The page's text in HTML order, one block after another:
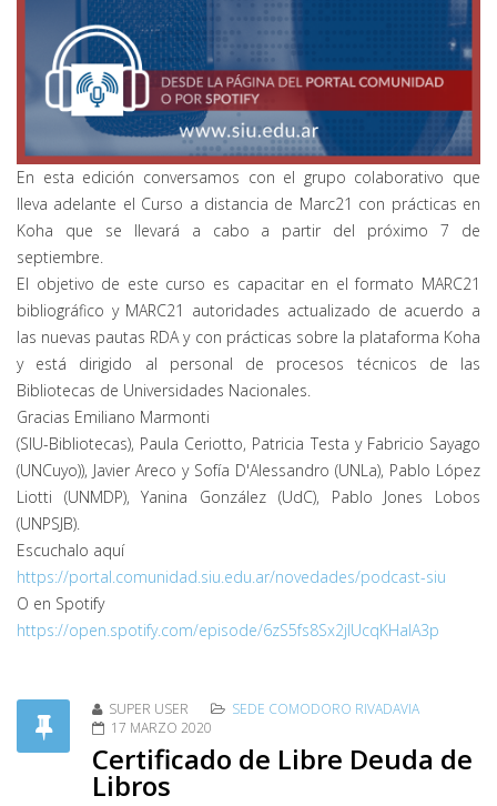
En esta edición conversamos con el grupo colaborativo que
lleva adelante el Curso a distancia de Marc21 con prácticas en
Koha que se llevará a cabo a partir del próximo 7 de
septiembre.
El objetivo de este curso es capacitar en el formato MARC21
bibliográfico y MARC21 autoridades actualizado de acuerdo a
las nuevas pautas RDA y con prácticas sobre la plataforma Koha
y está dirigido al personal de procesos técnicos de las
Bibliotecas de Universidades Nacionales.
Gracias Emiliano Marmonti
(SIU-Bibliotecas), Paula Ceriotto, Patricia Testa y Fabricio Sayago
(UNCuyo)), Javier Areco y Sofía D'Alessandro (UNLa), Pablo López
Liotti (UNMDP), Yanina González (UdC), Pablo Jones Lobos
(UNPSJB).
Escuchalo aquí
https://portal.comunidad.siu.edu.ar/novedades/podcast-siu
O en Spotify
https://open.spotify.com/episode/6zS5fs8Sx2jlUcqKHalA3p
SUPER USER
SEDE COMODORO RIVADAVIA
17 MARZO 2020
Certificado de Libre Deuda de
Libros